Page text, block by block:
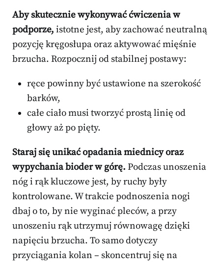
Aby skutecznie wykonywać ćwiczenia w
podporze, istotne jest, aby zachować neutralną
pozycję kręgosłupa oraz aktywować mięśnie
brzucha. Rozpocznij od stabilnej postawy:
ręce powinny być ustawione na szerokość
barków,
całe ciało musi tworzyć prostą linię od
głowy aż po pięty.
Staraj się unikać opadania miednicy oraz
wypychania bioder w górę. Podczas unoszenia
nóg i rąk kluczowe jest, by ruchy były
kontrolowane. W trakcie podnoszenia nogi
dbaj o to, by nie wyginać pleców, a przy
unoszeniu rąk utrzymuj równowagę dzięki
napięciu brzucha. To samo dotyczy
przyciągania kolan – skoncentruj się na